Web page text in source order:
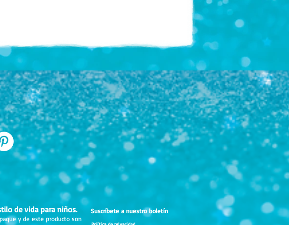
de vida para niños.
y de este producto son
Suscríbete a nuestro boletín